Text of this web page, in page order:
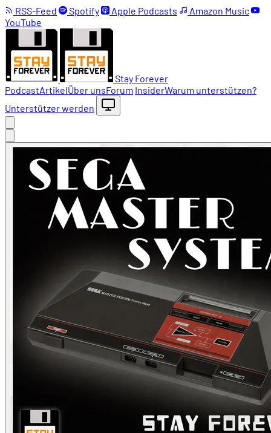
RSS-Feed Spotify Apple Podcasts
Amazon Music
YouTube
Stay Forever
PodcastArtikelÜber unsForum InsiderWarum unterstützen?
Unterstützer werden